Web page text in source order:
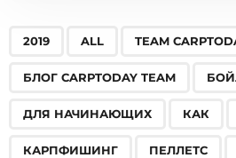
2019 ALL TEAM
БЛОГ CARPTODAY TEAM
ДЛЯ НАЧИНАЮЩИХ КАК
КАРПФИШИНГ ПЕЛЛЕТС